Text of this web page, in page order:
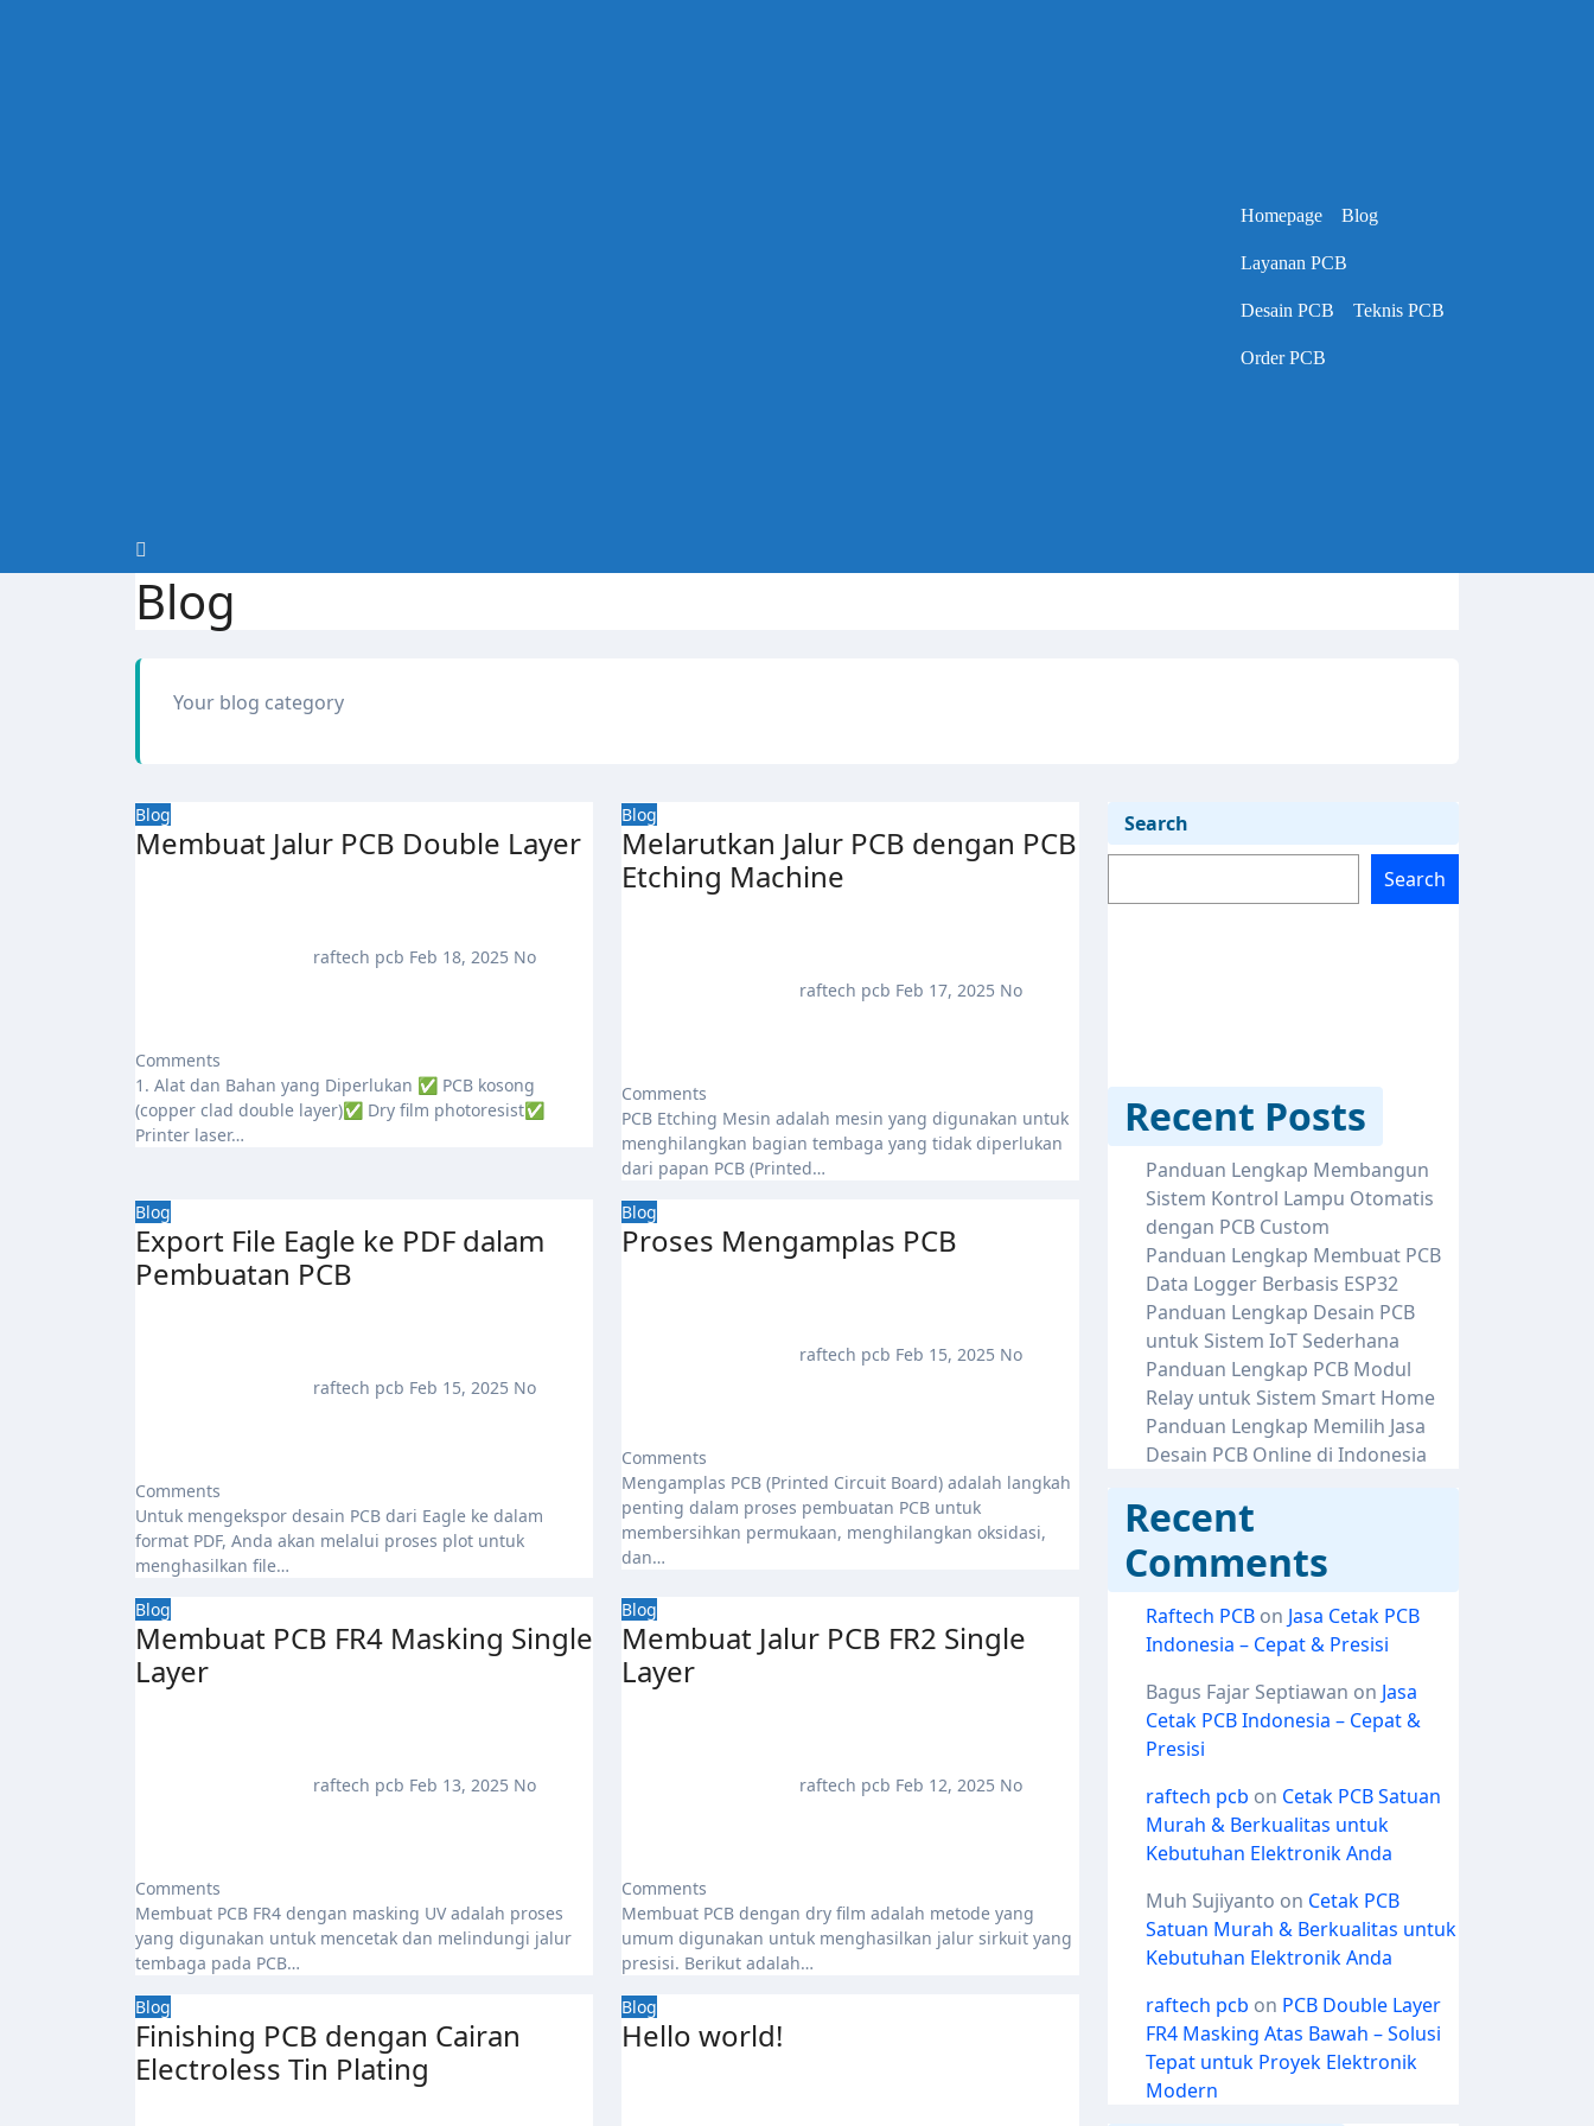
Homepage Blog
Layanan PCB
Desain PCB Teknis PCB
Order PCB
Blog
Your blog category
Blog
Membuat Jalur PCB Double Layer
raftech pcb Feb 18, 2025 No
Comments
1. Alat dan Bahan yang Diperlukan ✅ PCB kosong
(copper clad double layer)✅ Dry film photoresist✅
Printer laser…
Blog
Melarutkan Jalur PCB dengan PCB
Etching Machine
raftech pcb Feb 17, 2025 No
Comments
PCB Etching Mesin adalah mesin yang digunakan untuk
menghilangkan bagian tembaga yang tidak diperlukan
dari papan PCB (Printed…
Blog
Export File Eagle ke PDF dalam
Pembuatan PCB
raftech pcb Feb 15, 2025 No
Comments
Untuk mengekspor desain PCB dari Eagle ke dalam
format PDF, Anda akan melalui proses plot untuk
menghasilkan file…
Blog
Proses Mengamplas PCB
raftech pcb Feb 15, 2025 No
Comments
Mengamplas PCB (Printed Circuit Board) adalah langkah
penting dalam proses pembuatan PCB untuk
membersihkan permukaan, menghilangkan oksidasi,
dan…
Blog
Membuat PCB FR4 Masking Single
Layer
raftech pcb Feb 13, 2025 No
Comments
Membuat PCB FR4 dengan masking UV adalah proses
yang digunakan untuk mencetak dan melindungi jalur
tembaga pada PCB…
Blog
Membuat Jalur PCB FR2 Single
Layer
raftech pcb Feb 12, 2025 No
Comments
Membuat PCB dengan dry film adalah metode yang
umum digunakan untuk menghasilkan jalur sirkuit yang
presisi. Berikut adalah…
Blog
Finishing PCB dengan Cairan
Electroless Tin Plating
Blog
Hello world!
Search
Search
Recent Posts
Panduan Lengkap Membangun
Sistem Kontrol Lampu Otomatis
dengan PCB Custom
Panduan Lengkap Membuat PCB
Data Logger Berbasis ESP32
Panduan Lengkap Desain PCB
untuk Sistem IoT Sederhana
Panduan Lengkap PCB Modul
Relay untuk Sistem Smart Home
Panduan Lengkap Memilih Jasa
Desain PCB Online di Indonesia
Recent
Comments
Raftech PCB on Jasa Cetak PCB
Indonesia – Cepat & Presisi
Bagus Fajar Septiawan on Jasa
Cetak PCB Indonesia – Cepat &
Presisi
raftech pcb on Cetak PCB Satuan
Murah & Berkualitas untuk
Kebutuhan Elektronik Anda
Muh Sujiyanto on Cetak PCB
Satuan Murah & Berkualitas untuk
Kebutuhan Elektronik Anda
raftech pcb on PCB Double Layer
FR4 Masking Atas Bawah – Solusi
Tepat untuk Proyek Elektronik
Modern